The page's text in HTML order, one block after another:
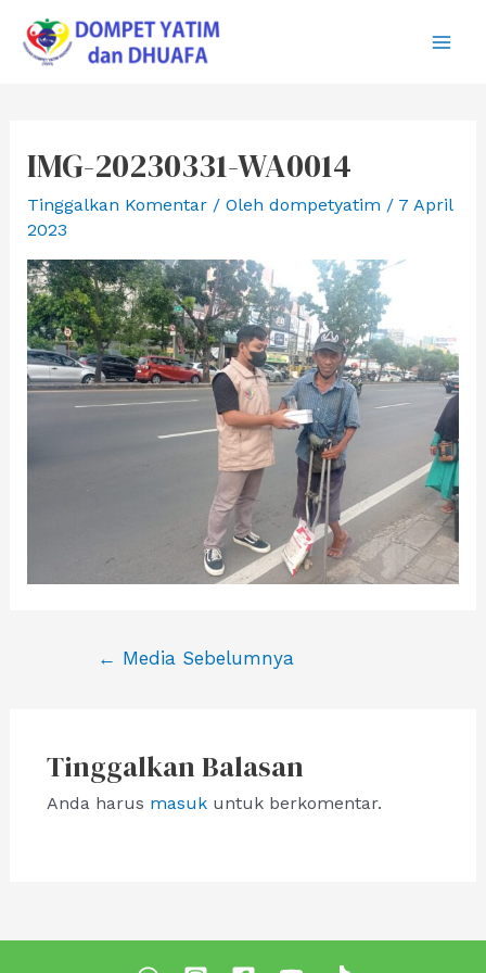
konten
IMG-20230331-WA0014
Tinggalkan Komentar / Oleh dompetyatim / 7 April
2023
Navigasi
← Media Sebelumnya
Tinggalkan Balasan
Anda harus masukuntuk berkomentar.